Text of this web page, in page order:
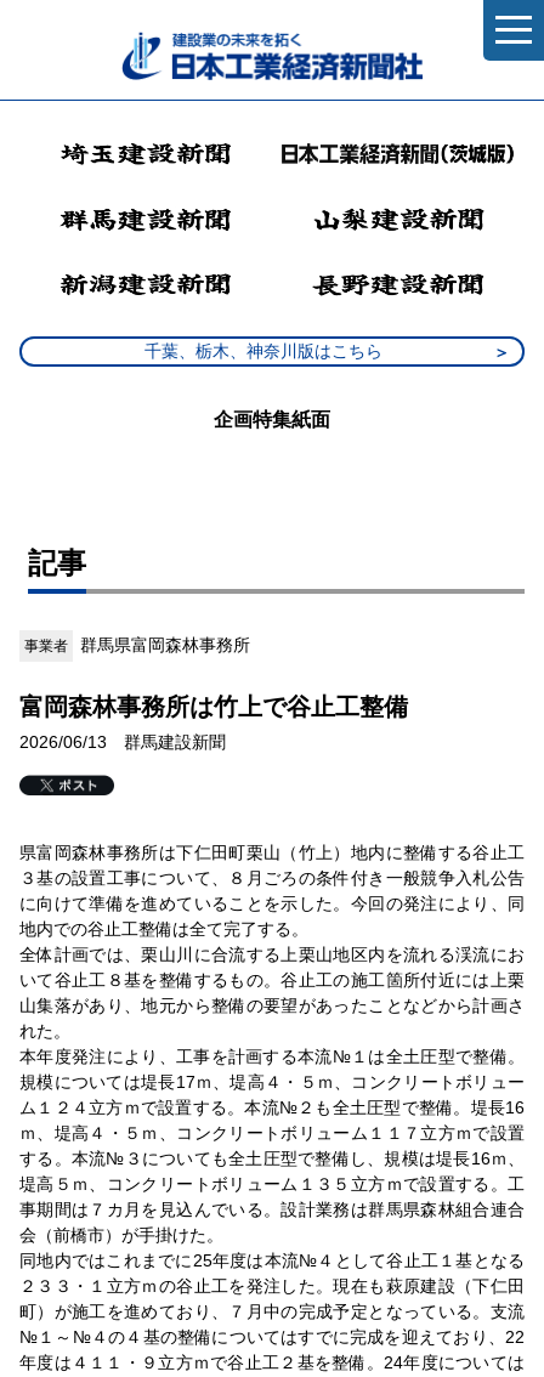
千葉、栃木、神奈川版はこちら
企画特集紙面
記事
事業者 群馬県富岡森林事務所
富岡森林事務所は竹上で谷止工整備
2026/06/13 群馬建設新聞
県富岡森林事務所は下仁田町栗山（竹上）地内に整備する谷止工
３基の設置工事について、８月ごろの条件付き一般競争入札公告
に向けて準備を進めていることを示した。今回の発注により、同
地内での谷止工整備は全て完了する。
全体計画では、栗山川に合流する上栗山地区内を流れる渓流にお
いて谷止工８基を整備するもの。谷止工の施工箇所付近には上栗
山集落があり、地元から整備の要望があったことなどから計画さ
れた。
本年度発注により、工事を計画する本流№１は全土圧型で整備。
規模については堤長17ｍ、堤高４・５ｍ、コンクリートボリュー
ム１２４立方ｍで設置する。本流№２も全土圧型で整備。堤長16
ｍ、堤高４・５ｍ、コンクリートボリューム１１７立方ｍで設置
する。本流№３についても全土圧型で整備し、規模は堤長16ｍ、
堤高５ｍ、コンクリートボリューム１３５立方ｍで設置する。工
事期間は７カ月を見込んでいる。設計業務は群馬県森林組合連合
会（前橋市）が手掛けた。
同地内ではこれまでに25年度は本流№４として谷止工１基となる
２３３・１立方ｍの谷止工を発注した。現在も萩原建設（下仁田
町）が施工を進めており、７月中の完成予定となっている。支流
№１～№４の４基の整備についてはすでに完成を迎えており、22
年度は４１１・９立方ｍで谷止工２基を整備。24年度については